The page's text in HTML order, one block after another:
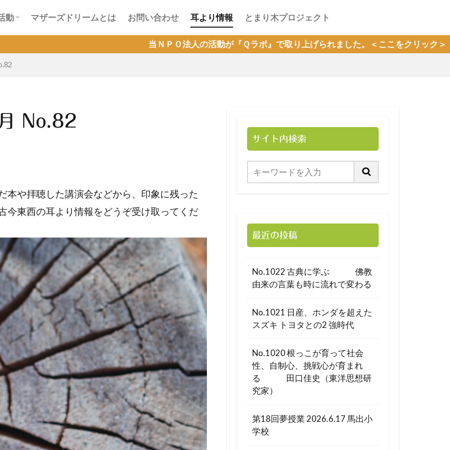
動 マザーズドリームとは お問い合わせ 耳より情報 とまり木プロジェクト
当ＮＰＯ法人の活動が『Ｑラボ』で取り上げられました。＜ここをクリック＞
No.82
本や拝聴した講演会などから、印象に残った
今東西の耳より情報をどうぞ受け取ってくだ
サイト内検索
最近の投稿
No.1022 古典に学ぶ 佛教
由来の言葉も時に流れで変わる
No.1021 日産、ホンダを超えた
スズキ トヨタとの2 強時代
No.1020 根っこが育って社会
性、自制心、挑戦心が育まれ
る 田口佳史（東洋思想研
究家）
第18回夢授業 2026.6.17 馬出小
学校